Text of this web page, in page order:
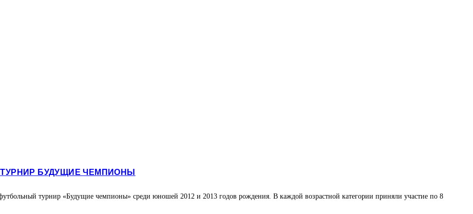
БУДУЩИЕ ЧЕМПИОНЫ
турнир «Будущие чемпионы» среди юношей 2012 и 2013 годов рождения. В каждой возрастной категории приняли участие по 8